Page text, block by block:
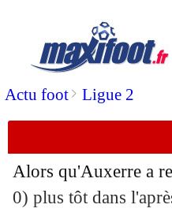
Actu foot> Ligue 2
Alors qu'Auxerre a
0) plus tôt dans
... brèves